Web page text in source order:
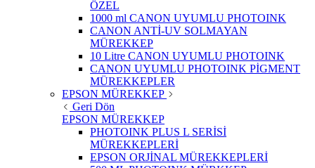
ÖZEL
1000 ml CANON UYUMLU PHOTOINK
CANON ANTİ-UV SOLMAYAN
MÜREKKEP
10 Litre CANON UYUMLU PHOTOINK
CANON UYUMLU PHOTOINK PİGMENT
MÜREKKEPLER
EPSON MÜREKKEP
Geri Dön
EPSON MÜREKKEP
PHOTOINK PLUS L SERİSİ
MÜREKKEPLERİ
EPSON ORJİNAL MÜREKKEPLERİ